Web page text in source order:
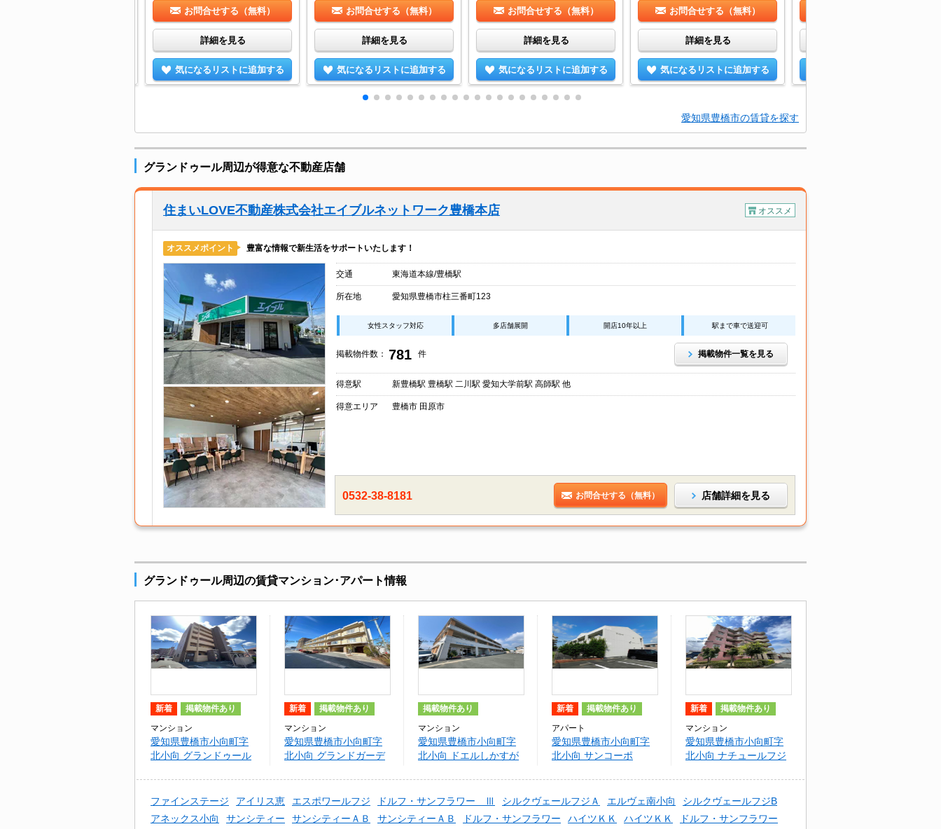
お問合せする（無料）
詳細を見る
気になるリストに追加する
お問合せする（無料）
詳細を見る
気になるリストに追加する
お問合せする（無料）
詳細を見る
気になるリストに追加する
お問合せする（無料）
詳細を見る
気になるリストに追加する
愛知県豊橋市の賃貸を探す
グランドゥール周辺が得意な不動産店舗
住まいLOVE不動産株式会社エイブルネットワーク豊橋本店 オススメ
オススメポイント 豊富な情報で新生活をサポートいたします！
交通 東海道本線/豊橋駅
所在地 愛知県豊橋市柱三番町123
女性スタッフ対応 多店舗展開 開店10年以上 駅まで車で送迎可
掲載物件数： 781 件 掲載物件一覧を見る
得意駅 新豊橋駅 豊橋駅 二川駅 愛知大学前駅 高師駅 他
得意エリア 豊橋市 田原市
0532-38-8181 お問合せする（無料） 店舗詳細を見る
グランドゥール周辺の賃貸マンション･アパート情報
新着 掲載物件あり
マンション
愛知県豊橋市小向町字
北小向 グランドゥール
新着 掲載物件あり
マンション
愛知県豊橋市小向町字
北小向 グランドガーデ
掲載物件あり
マンション
愛知県豊橋市小向町字
北小向 ドエルしかすが
新着 掲載物件あり
アパート
愛知県豊橋市小向町字
北小向 サンコーポ
新着 掲載物件あり
マンション
愛知県豊橋市小向町字
北小向 ナチュールフジ
ファインステージ アイリス恵 エスポワールフジ ドルフ・サンフラワー Ⅲ シルクヴェールフジＡ エルヴェ南小向
シルクヴェールフジB
アネックス小向
サンシティー サンシティーＡＢ サンシティーＡＢ ドルフ・サンフラワー ハイツＫＫ ハイツＫＫ ドルフ・サンフラワー